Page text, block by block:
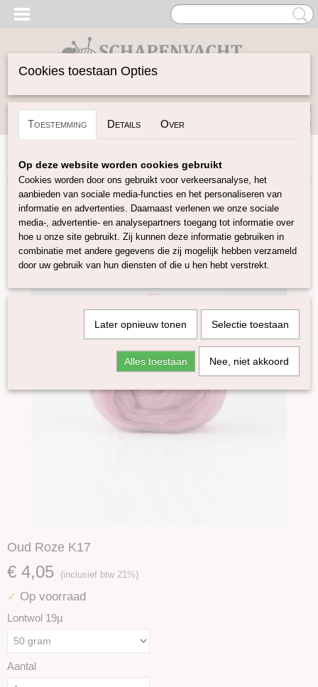
Inloggen Registreren
(0)
Home>Vilten>Lontwol gekleurd 19 mic>
Oud Roze K17
€ 4,05 (inclusief btw 21%)
✓ Op voorraad
Lontwol 19µ
Aantal
Cookies toestaan Opties
Toestemming Details Over
Op deze website worden cookies gebruikt
Cookies worden door ons gebruikt voor verkeersanalyse, het
aanbieden van sociale media-functies en het personaliseren van
informatie en advertenties. Daarnaast verlenen we onze sociale
media-, advertentie- en analysepartners toegang tot informatie over
hoe u onze site gebruikt. Zij kunnen deze informatie gebruiken in
combinatie met andere gegevens die zij mogelijk hebben verzameld
door uw gebruik van hun diensten of die u hen hebt verstrekt.
Later opnieuw tonen Selectie toestaan
Alles toestaan Nee, niet akkoord